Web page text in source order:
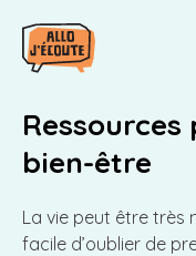
bien-être
La vie peut être très
facile d’oublier de